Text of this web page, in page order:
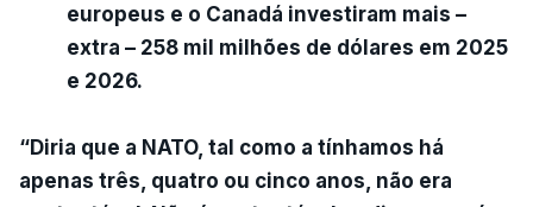
europeus e o Canadá investiram mais –
extra – 258 mil milhões de dólares em 2025
e 2026.
“Diria que a NATO, tal como a tínhamos há
apenas três, quatro ou cinco anos, não era